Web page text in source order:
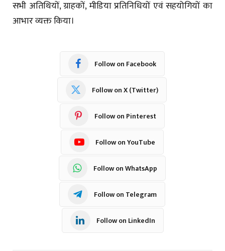
सभी अतिथियों, ग्राहकों, मीडिया प्रतिनिधियों एवं सहयोगियों का
आभार व्यक्त किया।
Follow on Facebook
Follow on X (Twitter)
Follow on Pinterest
Follow on YouTube
Follow on WhatsApp
Follow on Telegram
Follow on LinkedIn